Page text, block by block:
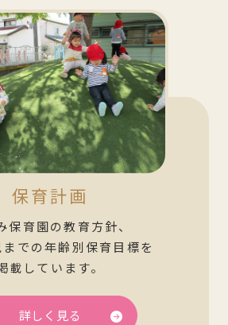
保育計画
保育園の教育方針、
での年齢別保育目標を
載しています。
詳しく見る